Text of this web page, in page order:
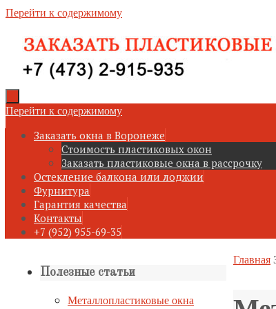
Перейти к содержимому
Перейти к содержимому
Заказать окна в Воронеже
Стоимость пластиковых окон
Заказать пластиковые окна в рассрочку
Остекление балкона или лоджии
Фурнитура
Гарантия качества
Контакты
+7 (952) 955-69-35
Главная
Полезные статьи
Металлопластиковые окна